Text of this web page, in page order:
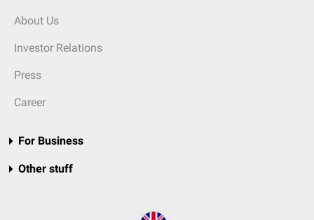
About Us
Investor Relations
Press
Career
For Business
Other stuff